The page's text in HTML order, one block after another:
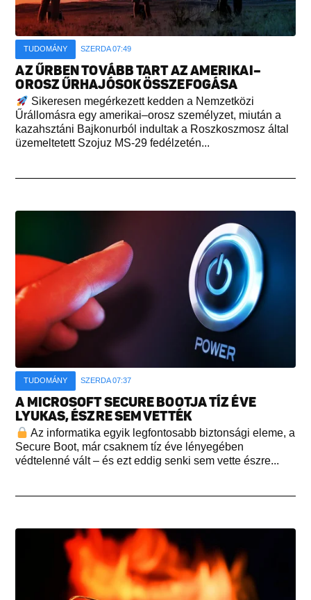
TUDOMÁNY SZERDA 07:49
AZ ŰRBEN TOVÁBB TART AZ AMERIKAI–
OROSZ ŰRHAJÓSOK ÖSSZEFOGÁSA
Sikeresen megérkezett kedden a Nemzetközi
Űrállomásra egy amerikai–orosz személyzet, miután a
kazahsztáni Bajkonurból indultak a Roszkoszmosz által
üzemeltetett Szojuz MS-29 fedélzetén...
TUDOMÁNY SZERDA 07:37
A MICROSOFT SECURE BOOTJA TÍZ ÉVE
LYUKAS, ÉSZRE SEM VETTÉK
Az informatika egyik legfontosabb biztonsági eleme, a
Secure Boot, már csaknem tíz éve lényegében
védtelenné vált – és ezt eddig senki sem vette észre...